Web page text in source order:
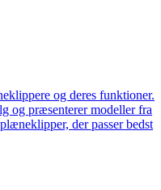
og deres funktioner.
og præsenterer modeller fra
der passer bedst